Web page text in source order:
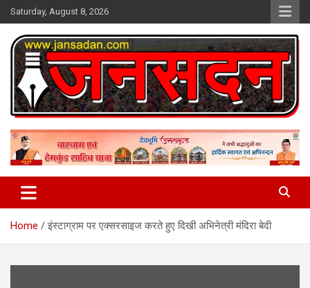
Skip
to
content
Saturday, August 8, 2026
Jan Sadan
Home इंस्टाग्राम पर एक्सरसाइज करते हुए दिखी अभिनेत्री मंदिरा बेदी